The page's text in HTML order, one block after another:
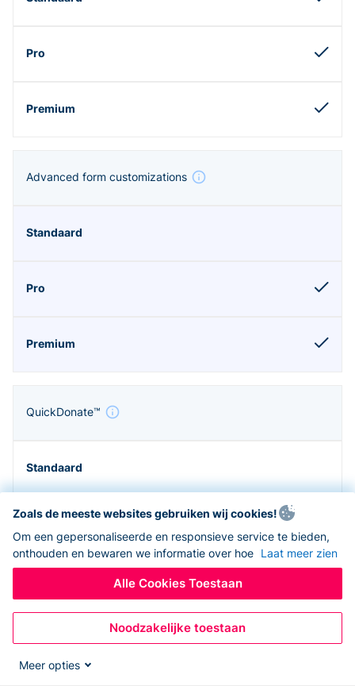
Advanced form customizations
QuickDonate™
Zapier en API
Zoals de meeste websites gebruiken wij cookies!
Om een gepersonaliseerde en responsieve service te bieden,
onthouden en bewaren we informatie over hoe Laat meer zien
Alle Cookies Toestaan
Noodzakelijke toestaan
Meer opties